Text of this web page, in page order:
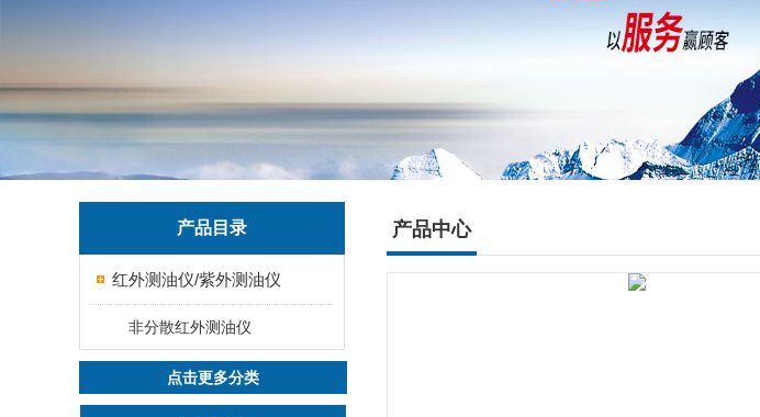
产品目录
红外测油仪/紫外测油仪
非分散红外测油仪
点击更多分类
产品中心